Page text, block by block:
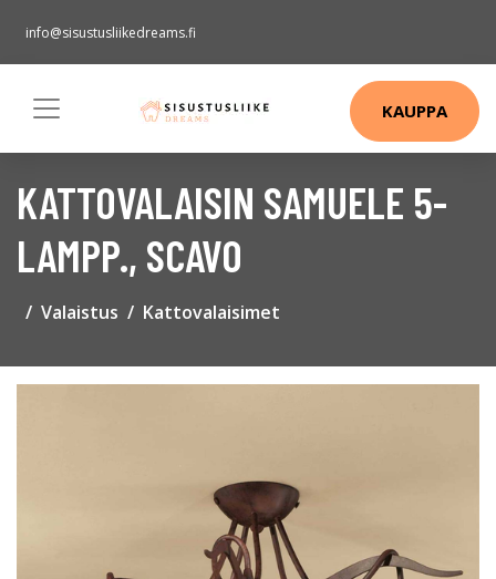
info@sisustusliikedreams.fi
KAUPPA
KATTOVALAISIN SAMUELE 5-
LAMPP., SCAVO
Valaistus Kattovalaisimet